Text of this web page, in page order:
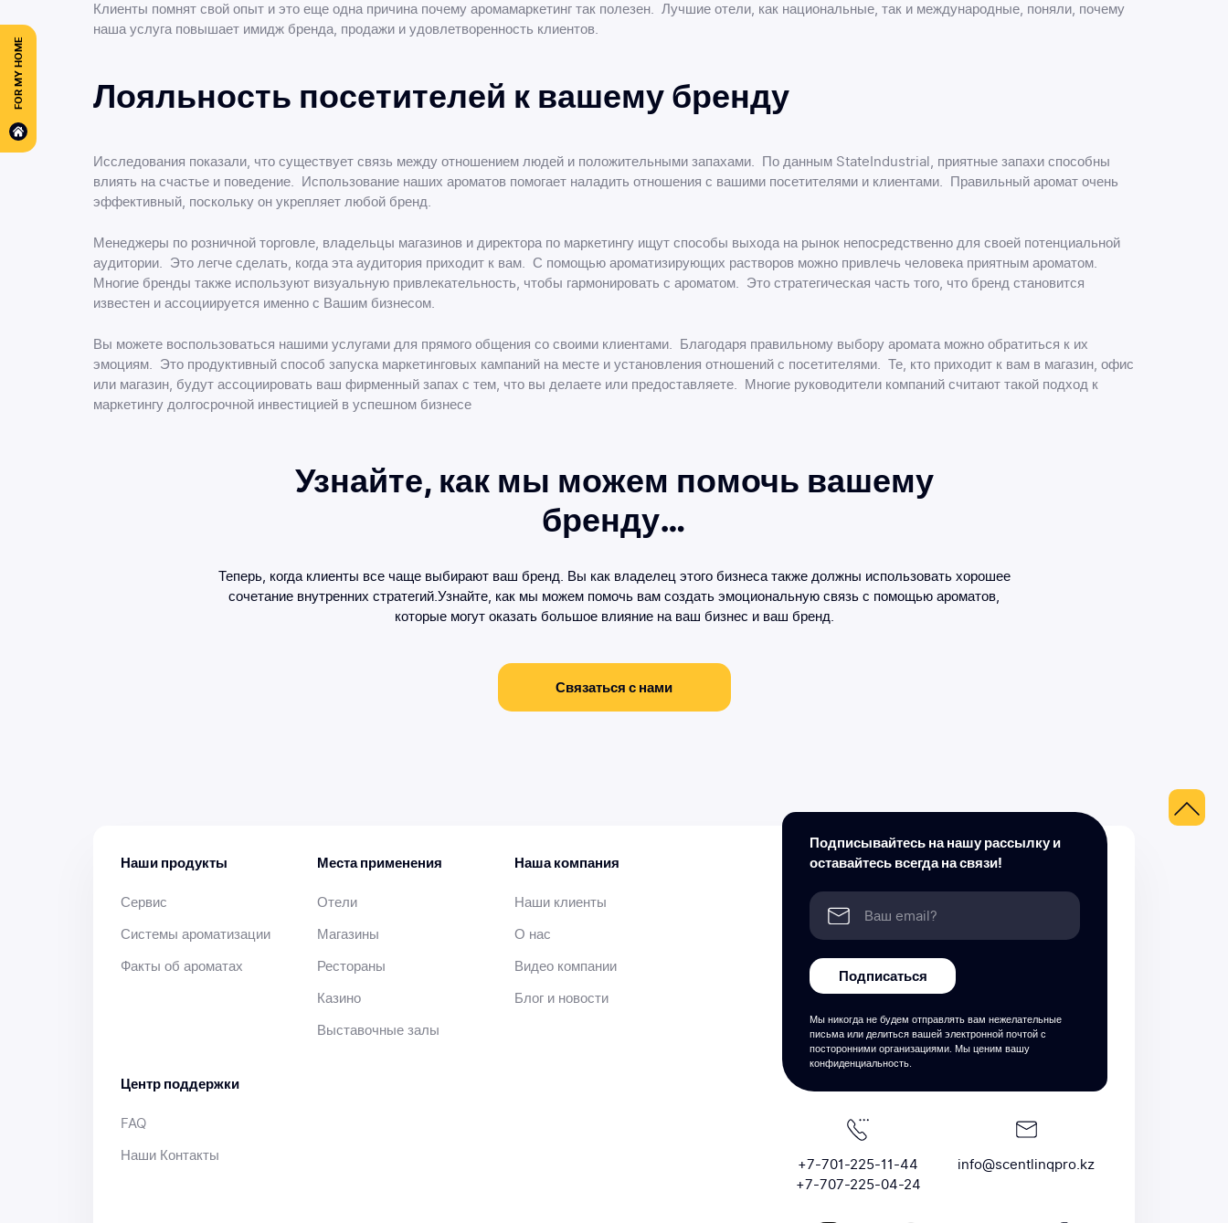
FOR MY HOME
Клиенты помнят свой опыт и это еще одна причина почему аромамаркетинг так полезен. Лучшие отели, как национальные, так и международные, поняли, почему
наша услуга повышает имидж бренда, продажи и удовлетворенность клиентов.
Лояльность посетителей к вашему бренду
Исследования показали, что существует связь между отношением людей и положительными запахами. По данным StateIndustrial, приятные запахи способны
влиять на счастье и поведение. Использование наших ароматов помогает наладить отношения с вашими посетителями и клиентами. Правильный аромат очень
эффективный, поскольку он укрепляет любой бренд.
Менеджеры по розничной торговле, владельцы магазинов и директора по маркетингу ищут способы выхода на рынок непосредственно для своей потенциальной
аудитории. Это легче сделать, когда эта аудитория приходит к вам. С помощью ароматизирующих растворов можно привлечь человека приятным ароматом.
Многие бренды также используют визуальную привлекательность, чтобы гармонировать с ароматом. Это стратегическая часть того, что бренд становится
известен и ассоциируется именно с Вашим бизнесом.
Вы можете воспользоваться нашими услугами для прямого общения со своими клиентами. Благодаря правильному выбору аромата можно обратиться к их
эмоциям. Это продуктивный способ запуска маркетинговых кампаний на месте и установления отношений с посетителями. Те, кто приходит к вам в магазин, офис
или магазин, будут ассоциировать ваш фирменный запах с тем, что вы делаете или предоставляете. Многие руководители компаний считают такой подход к
маркетингу долгосрочной инвестицией в успешном бизнесе
Узнайте, как мы можем помочь вашему
бренду…
Теперь, когда клиенты все чаще выбирают ваш бренд. Вы как владелец этого бизнеса также должны использовать хорошее
сочетание внутренних стратегий.Узнайте, как мы можем помочь вам создать эмоциональную связь с помощью ароматов,
которые могут оказать большое влияние на ваш бизнес и ваш бренд.
Связаться с нами
Подписывайтесь на нашу рассылку и
оставайтесь всегда на связи!
Подписаться
Мы никогда не будем отправлять вам нежелательные
письма или делиться вашей электронной почтой с
посторонними организациями. Мы ценим вашу
конфиденциальность.
+7-701-225-11-44
+7-707-225-04-24
info@scentlinqpro.kz
Наши продукты
Сервис
Системы ароматизации
Факты об ароматах
Места применения
Отели
Магазины
Рестораны
Казино
Выставочные залы
Наша компания
Наши клиенты
О нас
Видео компании
Блог и новости
Центр поддержки
FAQ
Наши Контакты